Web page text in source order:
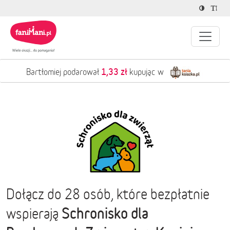
Bartłomiej podarował 1,33 złkupując w
Dołącz do 28 osób, które bezpłatnie
wspierają Schronisko dla